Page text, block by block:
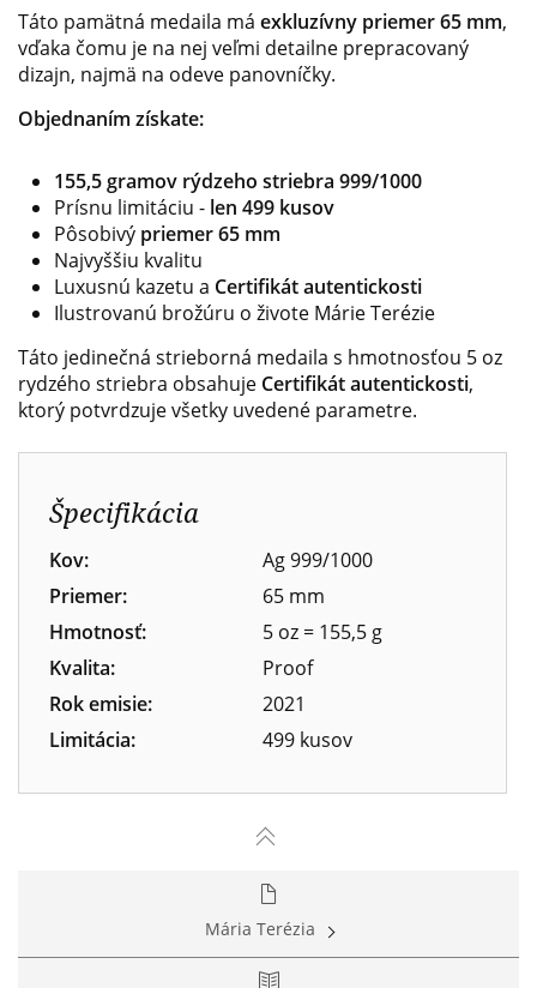
Táto pamätná medaila má exkluzívny priemer 65 mm,
vďaka čomu je na nej veľmi detailne prepracovaný
dizajn, najmä na odeve panovníčky.
Objednaním získate:
155,5 gramov rýdzeho striebra 999/1000
Prísnu limitáciu - len 499 kusov
Pôsobivý priemer 65 mm
Najvyššiu kvalitu
Luxusnú kazetu a Certifikát autentickosti
Ilustrovanú brožúru o živote Márie Terézie
Táto jedinečná strieborná medaila s hmotnosťou 5 oz
rydzého striebra obsahuje Certifikát autentickosti,
ktorý potvrdzuje všetky uvedené parametre.
Špecifikácia
Kov:
Ag 999/1000
Priemer:
65 mm
Hmotnosť:
5 oz = 155,5 g
Kvalita:
Proof
Rok emisie:
2021
Limitácia:
499 kusov
Mária Terézia